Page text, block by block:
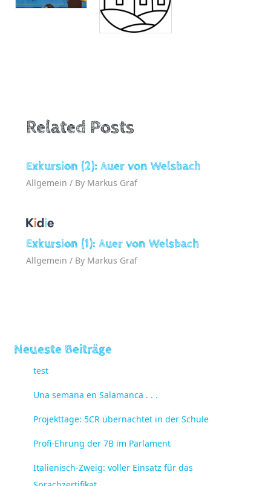
Related Posts
Exkursion (2): Auer von Welsbach
Allgemein / By Markus Graf
Exkursion (1): Auer von Welsbach
Allgemein / By Markus Graf
Neueste Beiträge
test
Una semana en Salamanca . . .
Projekttage: 5CR übernachtet in der Schule
Profi-Ehrung der 7B im Parlament
Italienisch-Zweig: voller Einsatz für das